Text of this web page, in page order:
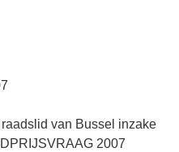
van Bussel inzake
2007